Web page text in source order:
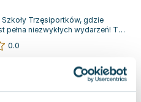
Trzęsiportków, gdzie
pełna niezwykłych wydarzeń! Ten
tworzą między innymi ma...
0.0